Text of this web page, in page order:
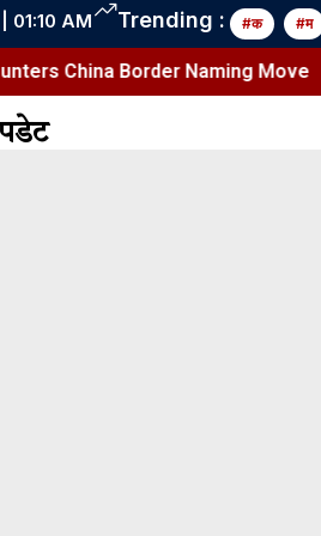
01:10 AM Trending : #क #म
China Border Naming Move